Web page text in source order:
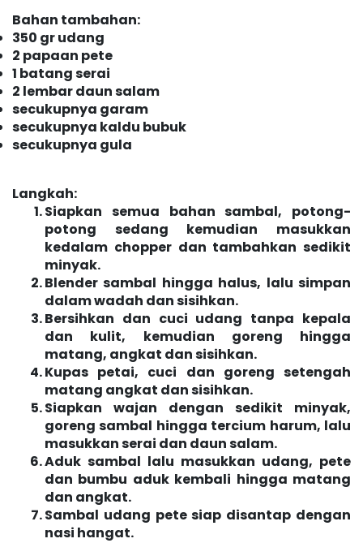
Bahan tambahan:
350 gr udang
2 papaan pete
1 batang serai
2 lembar daun salam
secukupnya garam
secukupnya kaldu bubuk
secukupnya gula
Langkah:
Siapkan semua bahan sambal, potong-
potong sedang kemudian masukkan
kedalam chopper dan tambahkan sedikit
minyak.
Blender sambal hingga halus, lalu simpan
dalam wadah dan sisihkan.
Bersihkan dan cuci udang tanpa kepala
dan kulit, kemudian goreng hingga
matang, angkat dan sisihkan.
Kupas petai, cuci dan goreng setengah
matang angkat dan sisihkan.
Siapkan wajan dengan sedikit minyak,
goreng sambal hingga tercium harum, lalu
masukkan serai dan daun salam.
Aduk sambal lalu masukkan udang, pete
dan bumbu aduk kembali hingga matang
dan angkat.
Sambal udang pete siap disantap dengan
nasi hangat.